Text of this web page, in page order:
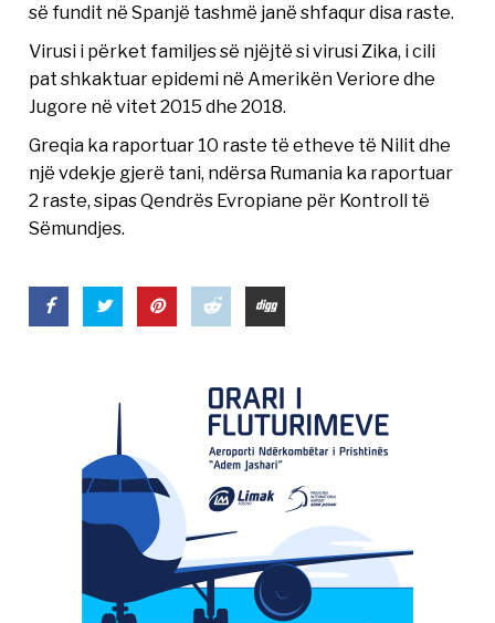
së fundit në Spanjë tashmë janë shfaqur disa raste.
Virusi i përket familjes së njëjtë si virusi Zika, i cili
pat shkaktuar epidemi në Amerikën Veriore dhe
Jugore në vitet 2015 dhe 2018.
Greqia ka raportuar 10 raste të etheve të Nilit dhe
një vdekje gjerë tani, ndërsa Rumania ka raportuar
2 raste, sipas Qendrës Evropiane për Kontroll të
Sëmundjes.